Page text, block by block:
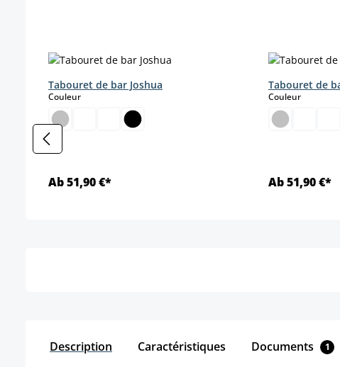
Tabouret de bar Joshua
Couleurselect
Ab 51,90 €*
Tabouret de
Couleurselect
Ab 51,90 €*
Description Caractéristiques Documents 1